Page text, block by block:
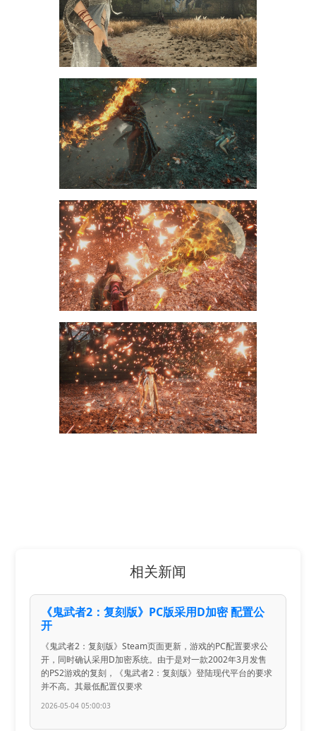
相关新闻
《鬼武者2：复刻版》PC版采用D加密 配置公
开
《鬼武者2：复刻版》Steam页面更新，游戏的PC配置要求公
开，同时确认采用D加密系统。由于是对一款2002年3月发售
的PS2游戏的复刻，《鬼武者2：复刻版》登陆现代平台的要求
并不高。其最低配置仅要求
2026-05-04 05:00:03